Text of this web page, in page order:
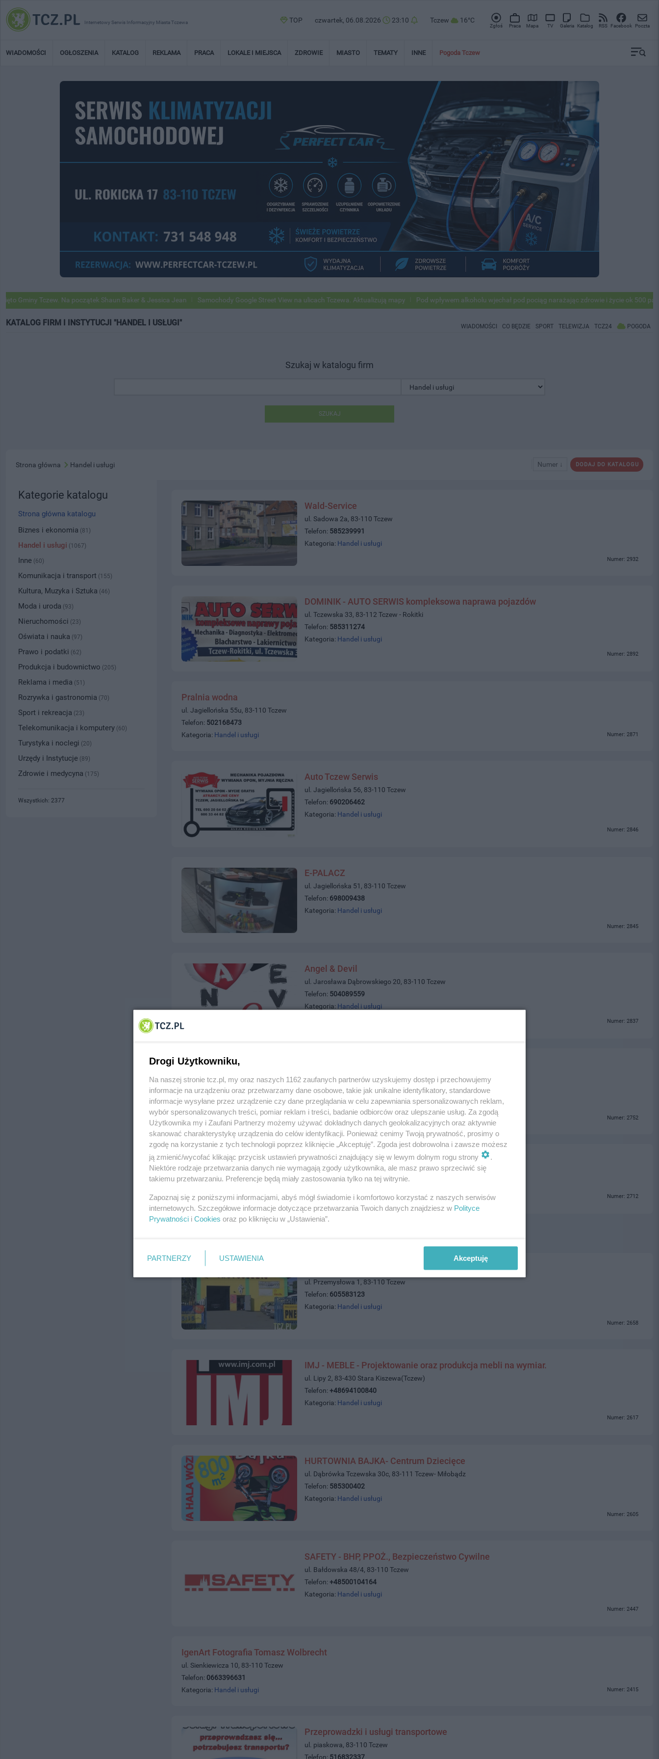
Internetowy Serwis Informacyjny Miasta Tczewa TOP czwartek, 06.08.2026 23:10 Tczew 16°C
Zgłoś Praca Mapa TV Galeria Katalog RSS Facebook Poczta
WIADOMOŚCI OGŁOSZENIA KATALOG REKLAMA PRACA LOKALE I MIEJSCA ZDROWIE MIASTO TEMATY INNE Pogoda Tczew
Tczew. Na początek Shaun Baker & Jessica Jean Samochody Google Street View na ulicach Tczewa. Aktualizują mapy Pod wpływem alkoholu wjechał pod pociąg narażając zdrowie i życie ok 500 pasażerów!
KATALOG FIRM I INSTYTUCJI "HANDEL I USŁUGI" WIADOMOŚCI CO BĘDZIE SPORT TELEWIZJA TCZ24 POGODA
Szukaj w katalogu firm
SZUKAJ
DODAJ DO KATALOGU
Numer ↓
Strona główna Handel i usługi
Wald-Service
ul. Sadowa 2a, 83-110 Tczew
Telefon: 585239991
Kategoria: Handel i usługi
Numer: 2932
DOMINIK - AUTO SERWIS kompleksowa naprawa pojazdów
ul. Tczewska 33, 83-112 Tczew - Rokitki
Telefon: 585311274
Kategoria: Handel i usługi
Numer: 2892
Pralnia wodna
ul. Jagiellońska 55u, 83-110 Tczew
Telefon: 502168473
Kategoria: Handel i usługi Numer: 2871
Auto Tczew Serwis
ul. Jagiellońska 56, 83-110 Tczew
Telefon: 690206462
Kategoria: Handel i usługi
Numer: 2846
E-PALACZ
ul. Jagiellońska 51, 83-110 Tczew
Telefon: 698009438
Kategoria: Handel i usługi
Numer: 2845
Angel & Devil
ul. Jarosława Dąbrowskiego 20, 83-110 Tczew
Telefon: 504089559
Kategoria: Handel i usługi
Numer: 2837
ul. Sadowa 2a, 83-110 Tczew
Telefon:585239991;komórkowy669489427
Kategoria:Handel i usługi
Numer: 2752
DDD Dobre Dla Domu Tczew
ul. Jagiellońska 55, 83-110 Tczew
Kategoria:Handel i usługi Numer: 2712
Pit Stop Serwis Maciej Lewandowski
ul. Przemysłowa 1, 83-110 Tczew
Telefon: 605583123
Kategoria: Handel i usługi
Numer: 2658
IMJ - MEBLE - Projektowanie oraz produkcja mebli na wymiar.
ul. Lipy 2, 83-430 Stara Kiszewa(Tczew)
Telefon:+48694100840
Kategoria: Handel i usługi
Numer: 2617
HURTOWNIA BAJKA- Centrum Dziecięce
ul. Dąbrówka Tczewska 30c, 83-111 Tczew- Miłobądz
Telefon: 585300402
Kategoria: Handel i usługi
Numer: 2605
SAFETY - BHP, PPOŻ., Bezpieczeństwo Cywilne
ul. Bałdowska 48/4, 83-110 Tczew
Telefon:+48500104164
Kategoria: Handel i usługi
Numer: 2447
IgenArt Fotografia Tomasz Wolbrecht
ul. Sienkiewicza 10, 83-110 Tczew
Telefon: 0663396631
Kategoria: Handel i usługi Numer: 2415
Przeprowadzki i usługi transportowe
ul. piaskowa, 83-110 Tczew
Telefon: 516832337
Kategorie katalogu
Strona główna katalogu
Biznes i ekonomia (81)
Handel i usługi (1067)
Inne (60)
Komunikacja i transport (155)
Kultura, Muzyka i Sztuka (46)
Moda i uroda (93)
Nieruchomości (23)
Oświata i nauka (97)
Prawo i podatki (62)
Produkcja i budownictwo (205)
Reklama i media (51)
Rozrywka i gastronomia (70)
Sport i rekreacja (23)
Telekomunikacja i komputery (60)
Turystyka i noclegi (20)
Urzędy i Instytucje (89)
Zdrowie i medycyna (175)
Wszystkich: 2377
Drogi Użytkowniku,
Na naszej stronie tcz.pl, my oraz naszych 1162 zaufanych partnerów uzyskujemy dostęp i przechowujemy
informacje na urządzeniu oraz przetwarzamy dane osobowe, takie jak unikalne identyfikatory, standardowe
informacje wysyłane przez urządzenie czy dane przeglądania w celu zapewniania spersonalizowanych reklam,
wybór spersonalizowanych treści, pomiar reklam i treści, badanie odbiorców oraz ulepszanie usług. Za zgodą
Użytkownika my i Zaufani Partnerzy możemy używać dokładnych danych geolokalizacyjnych oraz aktywnie
skanować charakterystykę urządzenia do celów identyfikacji. Ponieważ cenimy Twoją prywatność, prosimy o
zgodę na korzystanie z tych technologii poprzez kliknięcie „Akceptuję”. Zgoda jest dobrowolna i zawsze możesz
ją zmienić/wycofać klikając przycisk ustawień prywatności znajdujący się w lewym dolnym rogu strony
.
Niektóre rodzaje przetwarzania danych nie wymagają zgody użytkownika, ale masz prawo sprzeciwić się
takiemu przetwarzaniu. Preferencje będą miały zastosowania tylko na tej witrynie.
Zapoznaj się z poniższymi informacjami, abyś mógł świadomie i komfortowo korzystać z naszych serwisów
internetowych. Szczegółowe informacje dotyczące przetwarzania Twoich danych znajdziesz w Polityce
Prywatności i Cookies oraz po kliknięciu w „Ustawienia”.
PARTNERZY USTAWIENIA Akceptuję